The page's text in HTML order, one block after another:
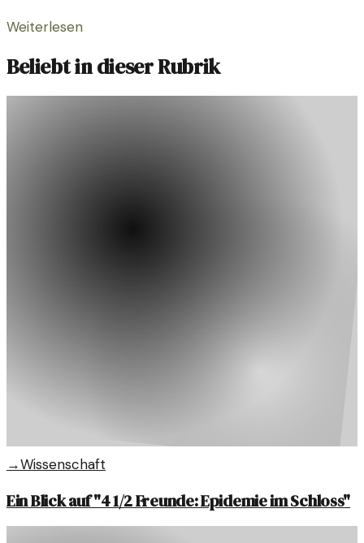
Weiterlesen
Beliebt in dieser Rubrik
→Wissenschaft
Ein Blick auf "4 1/2 Freunde: Epidemie im Schloss"